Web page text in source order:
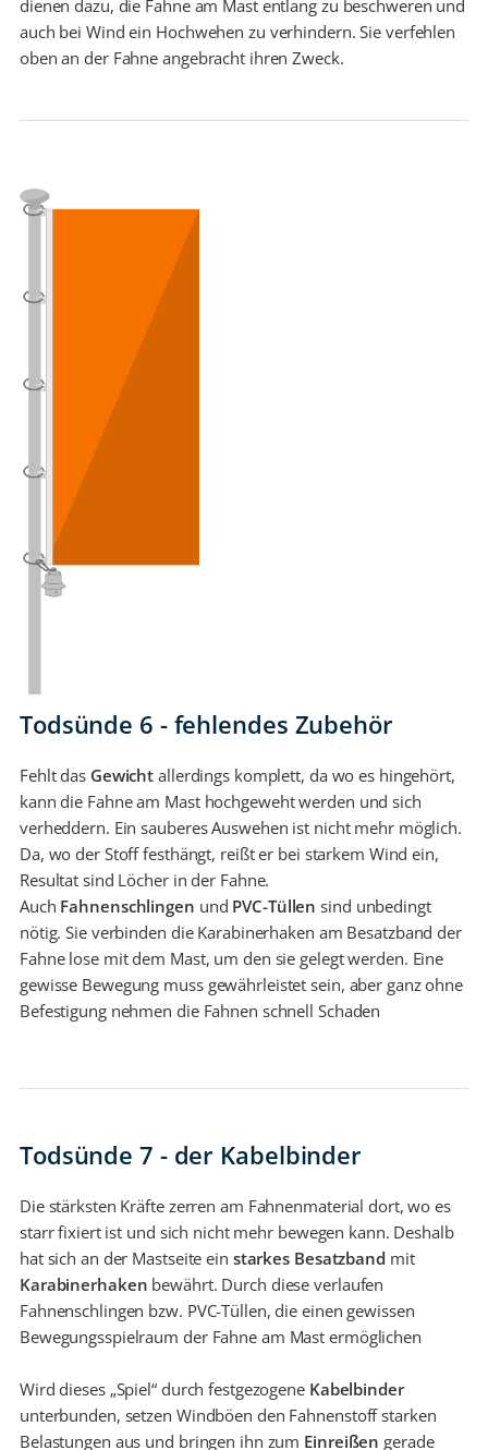
dienen dazu, die Fahne am Mast entlang zu beschweren und
auch bei Wind ein Hochwehen zu verhindern. Sie verfehlen
oben an der Fahne angebracht ihren Zweck.
Todsünde 6 - fehlendes Zubehör
Fehlt das Gewicht allerdings komplett, da wo es hingehört,
kann die Fahne am Mast hochgeweht werden und sich
verheddern. Ein sauberes Auswehen ist nicht mehr möglich.
Da, wo der Stoff festhängt, reißt er bei starkem Wind ein,
Resultat sind Löcher in der Fahne.
Auch Fahnenschlingen und PVC-Tüllen sind unbedingt
nötig. Sie verbinden die Karabinerhaken am Besatzband der
Fahne lose mit dem Mast, um den sie gelegt werden. Eine
gewisse Bewegung muss gewährleistet sein, aber ganz ohne
Befestigung nehmen die Fahnen schnell Schaden
Todsünde 7 - der Kabelbinder
Die stärksten Kräfte zerren am Fahnenmaterial dort, wo es
starr fixiert ist und sich nicht mehr bewegen kann. Deshalb
hat sich an der Mastseite ein starkes Besatzband mit
Karabinerhaken bewährt. Durch diese verlaufen
Fahnenschlingen bzw. PVC-Tüllen, die einen gewissen
Bewegungsspielraum der Fahne am Mast ermöglichen
Wird dieses „Spiel“ durch festgezogene Kabelbinder
unterbunden, setzen Windböen den Fahnenstoff starken
Belastungen aus und bringen ihn zum Einreißen gerade